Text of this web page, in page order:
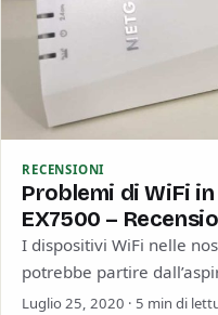
RECENSIONI
Problemi di WiFi
EX7500 –
I dispositivi WiFi nelle
potrebbe partire
ventilatore. Questo
Luglio 25, 2020 · 5 min di